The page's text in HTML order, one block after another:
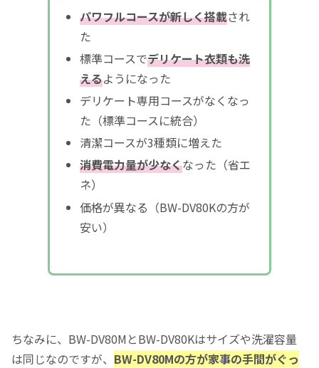
パワフルコースが新しく搭載され
た
標準コースでデリケート衣類も洗
えるようになった
デリケート専用コースがなくなっ
た（標準コースに統合）
清潔コースが3種類に増えた
消費電力量が少なくなった（省エ
ネ）
価格が異なる（BW-DV80Kの方が
安い）
ちなみに、BW-DV80MとBW-DV80Kはサイズや洗濯容量
は同じなのですが、 BW-DV80Mの方が家事の手間がぐっ